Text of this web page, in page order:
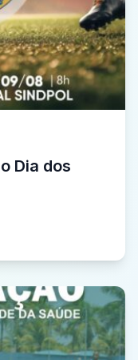
Dia dos